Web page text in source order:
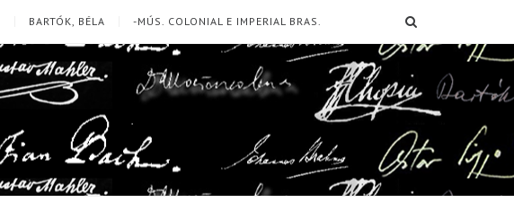
BARTÓK, BÉLA -MÚS. COLONIAL E IMPERIAL BRAS.